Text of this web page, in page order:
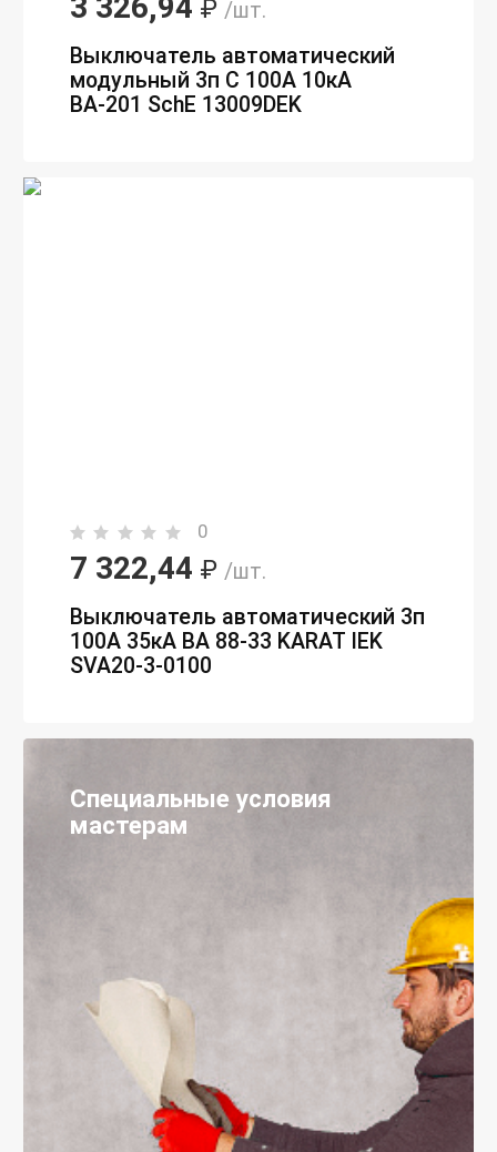
₽ /шт.
Выключатель автоматический
модульный 3п C 100А 10кА
ВА-201 SchE 13009DEK
0
7 322,44 ₽ /шт.
Выключатель автоматический 3п
100А 35кА ВА 88-33 KARAT IEK
SVA20-3-0100
Специальные условия
мастерам